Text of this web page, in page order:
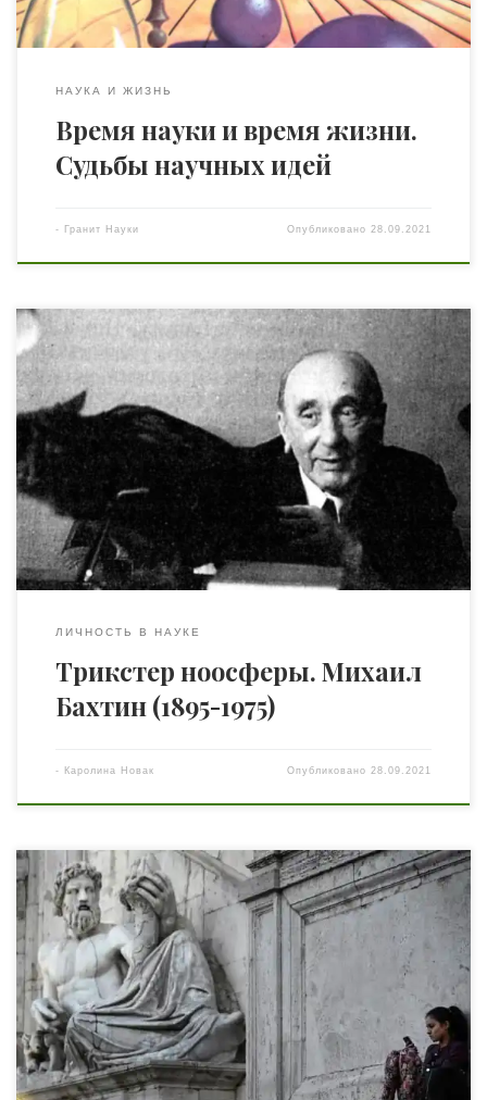
НАУКА И ЖИЗНЬ
Время науки и время жизни.
Судьбы научных идей
- Гранит Науки Опубликовано 28.09.2021
Работы теоретика европейской культуры Михаила
Михайловича Бахтина признаны во всем мире и
переведены на десятки языков, во Франции его труды
популяризировали Цветан Тодоров и Юлия Кристева,
в Шеффилдском университете (Великобритания)
существует Бахтинский центр, а в Японии вышло
первое в мире собрание сочинений автора. «Бахтин не
просто «популярен» и «известен», как […]
ЛИЧНОСТЬ В НАУКЕ
Трикстер ноосферы. Михаил
Бахтин (1895-1975)
- Каролина Новак Опубликовано28.09.2021
Даже если Сократ или Платон не использовали Twitter
или TikTok, но, как пишет Натан Дюфуар, им есть что
сказать нам о том, как более разумно ориентироваться
в социальных сетях. Возможно, мы возвращаемся к
состоянию, в котором притязания мыслителей на
мудрость зависят от их способности эффективно ее
реализовывать. Когда я в […]